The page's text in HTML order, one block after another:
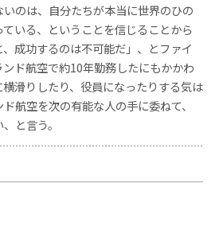
のは、自分たちが本当に世界のひの
いる、ということを信じることから
成功するのは不可能だ」、とファイ
ド航空で約10年勤務したにもかかわ
滑りしたり、役員になったりする気は
航空を次の有能な人の手に委ねて、
と言う。